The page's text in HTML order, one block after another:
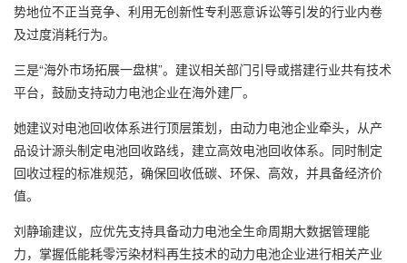
势地位不正当竞争、利用无创新性专利恶意诉讼等引发的行业内卷
及过度消耗行为。
三是“海外市场拓展一盘棋”。建议相关部门引导或搭建行业共有技术
平台，鼓励支持动力电池企业在海外建厂。
她建议对电池回收体系进行顶层策划，由动力电池企业牵头，从产
品设计源头制定电池回收路线，建立高效电池回收体系。同时制定
回收过程的标准规范，确保回收低碳、环保、高效，并具备经济价
值。
刘静瑜建议，应优先支持具备动力电池全生命周期大数据管理能
力，掌握低能耗零污染材料再生技术的动力电池企业进行相关产业